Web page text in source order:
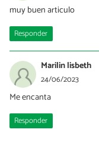
muy buen articulo
Responder
Marilin lisbeth
24/06/2023
Me encanta
Responder